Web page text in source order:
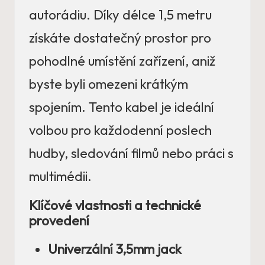
autorádiu. Díky délce 1,5 metru
získáte dostatečný prostor pro
pohodlné umístění zařízení, aniž
byste byli omezeni krátkým
spojením. Tento kabel je ideální
volbou pro každodenní poslech
hudby, sledování filmů nebo práci s
multimédii.
Klíčové vlastnosti a technické
provedení
Univerzální 3,5mm jack